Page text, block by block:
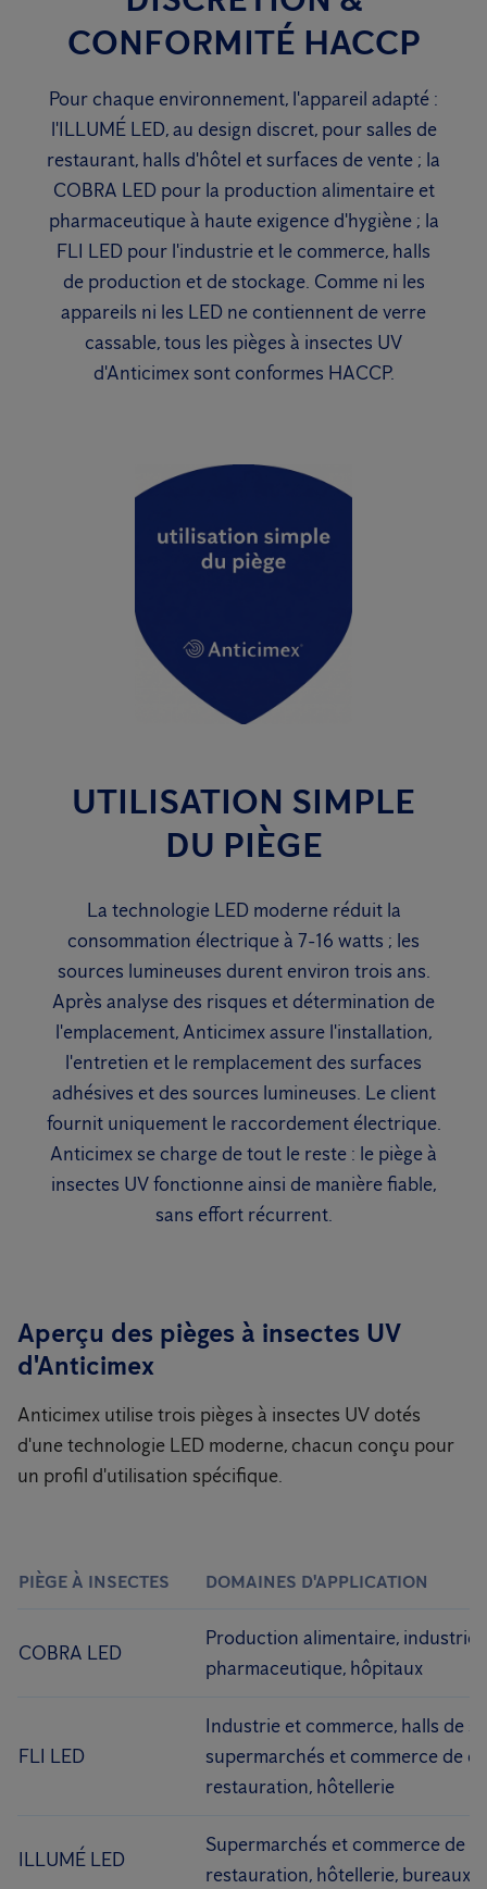
CONFORMITÉ HACCP
Pour chaque environnement, l'appareil adapté :
l'ILLUMÉ LED, au design discret, pour salles de
restaurant, halls d'hôtel et surfaces de vente ; la
COBRA LED pour la production alimentaire et
pharmaceutique à haute exigence d'hygiène ; la
FLI LED pour l'industrie et le commerce, halls
de production et de stockage. Comme ni les
appareils ni les LED ne contiennent de verre
cassable, tous les pièges à insectes UV
d'Anticimex sont conformes HACCP.
UTILISATION SIMPLE
DU PIÈGE
La technologie LED moderne réduit la
consommation électrique à 7-16 watts ; les
sources lumineuses durent environ trois ans.
Après analyse des risques et détermination de
l'emplacement, Anticimex assure l'installation,
l'entretien et le remplacement des surfaces
adhésives et des sources lumineuses. Le client
fournit uniquement le raccordement électrique.
Anticimex se charge de tout le reste : le piège à
insectes UV fonctionne ainsi de manière fiable,
sans effort récurrent.
Aperçu des pièges à insectes UV
d'Anticimex
Anticimex utilise trois pièges à insectes UV dotés
d'une technologie LED moderne, chacun conçu pour
un profil d'utilisation spécifique.
PIÈGE À INSECTES DOMAINES D'APPLICATION
COBRA LED
Production alimentaire, industrie
pharmaceutique, hôpitaux
FLI LED
Industrie et commerce, halls de
supermarchés et commerce de
restauration, hôtellerie
ILLUMÉ LED
Supermarchés et commerce de
restauration, hôtellerie, bureaux